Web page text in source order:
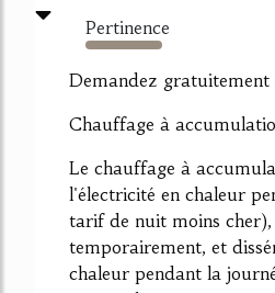
Pertinence
1964%
Demandez gratuitement
Chauffage à
Le chauffage à
l'électricité en chaleur
tarif de nuit moins cher),
temporairement, et
chaleur pendant la